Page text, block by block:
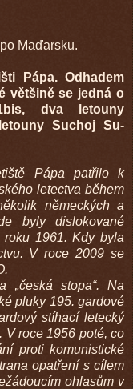
Maďarsku.
Pápa. Odhadem
většině se jedná o
dva letouny
Suchoj Su-
Pápa patřilo k
letectva během
německých a
byly dislokované
1961. Kdy byla
V roce 2009 se
stopa“. Na
pluky 195. gardové
stíhací letecký
V roce 1956 poté, co
proti komunistické
opatření s cílem
ohlasům v